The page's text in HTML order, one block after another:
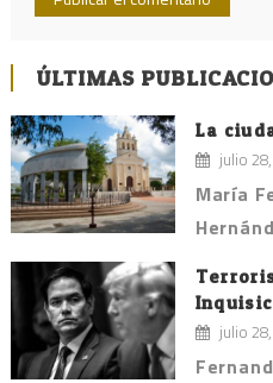
ÚLTIMAS
La
julio
María
julio